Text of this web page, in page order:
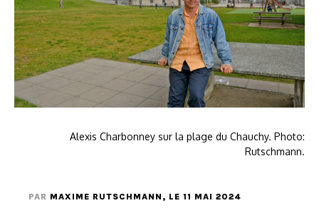
Alexis Charbonney sur la plage du Chauchy. Photo:
Rutschmann.
PAR MAXIME RUTSCHMANN , LE 11 MAI 2024